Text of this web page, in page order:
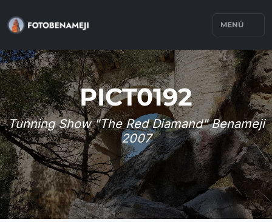
MENÚ
PICT0192
Tunning Show "The Red Diamand" Benameji
2007